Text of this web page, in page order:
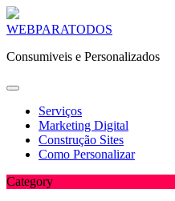
Skip
content
WEBPARATODOS
Consumiveis e Personalizados
Serviços
Marketing Digital
Construção Sites
Como Personalizar
Category